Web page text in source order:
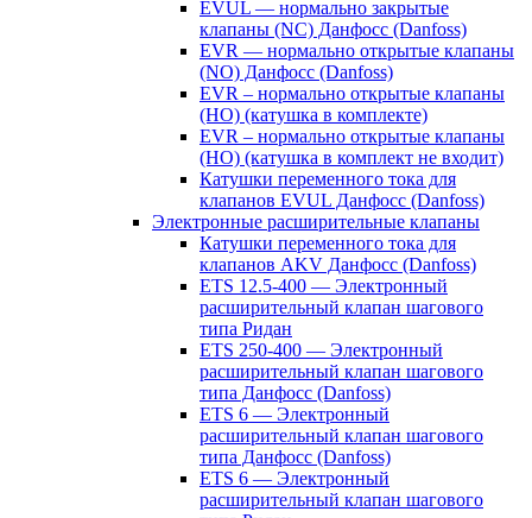
EVUL — нормально закрытые
клапаны (NC) Данфосс (Danfoss)
EVR — нормально открытые клапаны
(NO) Данфосс (Danfoss)
EVR – нормально открытые клапаны
(НО) (катушка в комплекте)
EVR – нормально открытые клапаны
(НО) (катушка в комплект не входит)
Катушки переменного тока для
клапанов EVUL Данфосс (Danfoss)
Электронные расширительные клапаны
Катушки переменного тока для
клапанов AKV Данфосс (Danfoss)
ETS 12.5-400 — Электронный
расширительный клапан шагового
типа Ридан
ETS 250-400 — Электронный
расширительный клапан шагового
типа Данфосс (Danfoss)
ETS 6 — Электронный
расширительный клапан шагового
типа Данфосс (Danfoss)
ETS 6 — Электронный
расширительный клапан шагового